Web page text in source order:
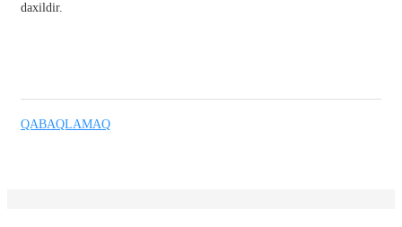
Kurmancî
daxildir.
QABAQLAMAQ